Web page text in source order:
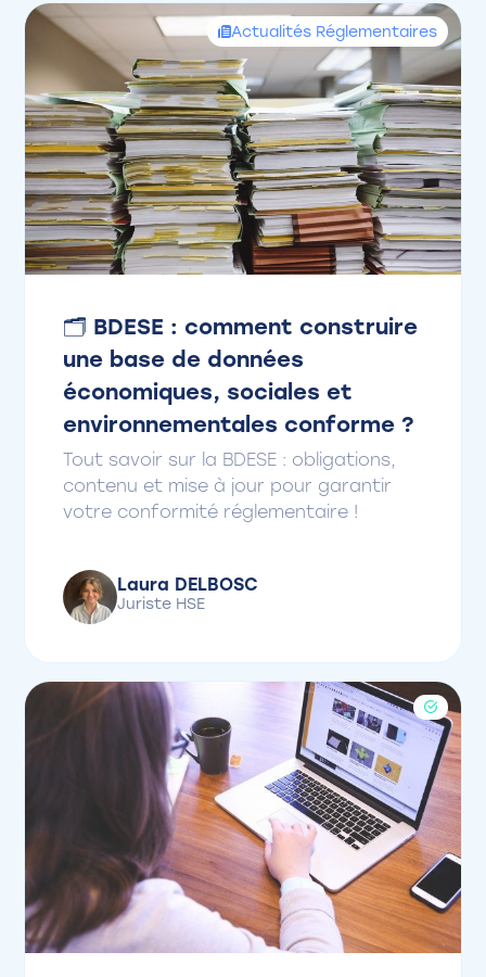
Actualités Réglementaires
🗂️ BDESE : comment construire
une base de données
économiques, sociales et
environnementales conforme ?
Tout savoir sur la BDESE : obligations,
contenu et mise à jour pour garantir
votre conformité réglementaire !
Laura DELBOSC
Juriste HSE